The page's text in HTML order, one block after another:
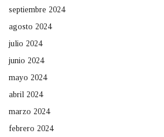
septiembre 2024
agosto 2024
julio 2024
junio 2024
mayo 2024
abril 2024
marzo 2024
febrero 2024